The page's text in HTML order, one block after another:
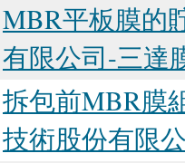
MBR平板膜的
有限公司-三達
拆包前MBR膜
技術股份有限